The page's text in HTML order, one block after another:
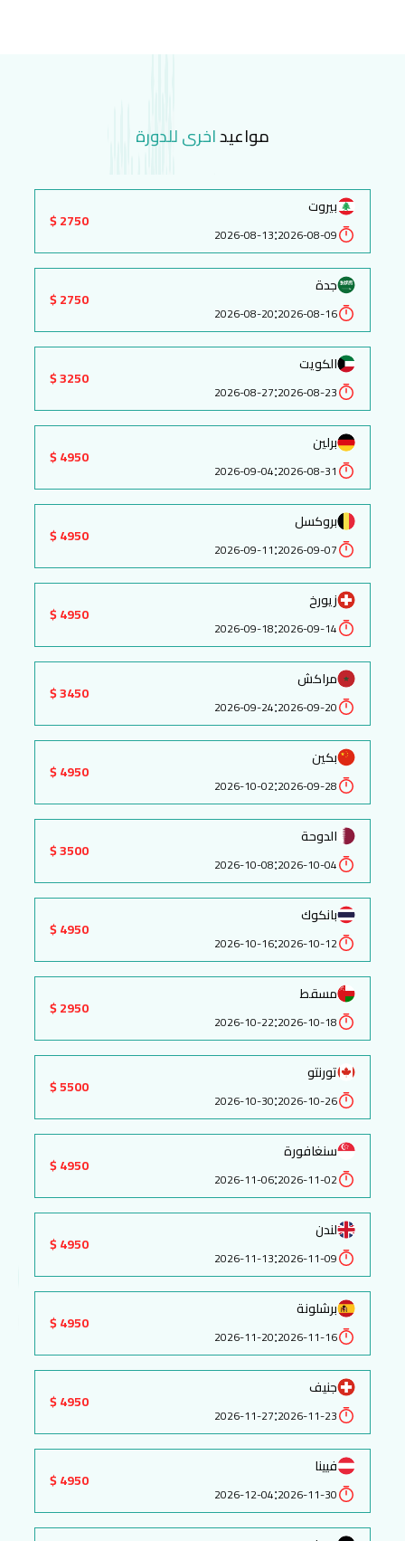
مواعيداخرى للدورة
بيروت
2026-08-09
:
2026-08-13
2750 $
جدة
2026-08-16
:
2026-08-20
2750 $
الكويت
2026-08-23
:
2026-08-27
3250 $
برلين
2026-08-31
:
2026-09-04
4950 $
بروكسل
2026-09-07
:
2026-09-11
4950 $
زيورخ
2026-09-14
:
2026-09-18
4950 $
مراكش
2026-09-20
:
2026-09-24
3450 $
بكين
2026-09-28
:
2026-10-02
4950 $
الدوحة
2026-10-04
:
2026-10-08
3500 $
بانكوك
2026-10-12
:
2026-10-16
4950 $
مسقط
2026-10-18
:
2026-10-22
2950 $
تورنتو
2026-10-26
:
2026-10-30
5500 $
سنغافورة
2026-11-02
:
2026-11-06
4950 $
لندن
2026-11-09
:
2026-11-13
4950 $
برشلونة
2026-11-16
:
2026-11-20
4950 $
جنيف
2026-11-23
:
2026-11-27
4950 $
فيينا
2026-11-30
:
2026-12-04
4950 $